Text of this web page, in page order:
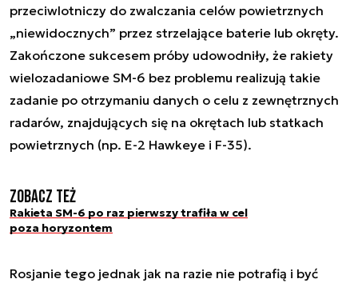
przeciwlotniczy do zwalczania celów powietrznych
„niewidocznych” przez strzelające baterie lub okręty.
Zakończone sukcesem próby udowodniły, że rakiety
wielozadaniowe SM-6 bez problemu realizują takie
zadanie po otrzymaniu danych o celu z zewnętrznych
radarów, znajdujących się na okrętach lub statkach
powietrznych (np. E-2 Hawkeye i F-35).
Zobacz też
Rakieta SM-6 po raz pierwszy trafiła w cel
poza horyzontem
Rosjanie tego jednak jak na razie nie potrafią i być